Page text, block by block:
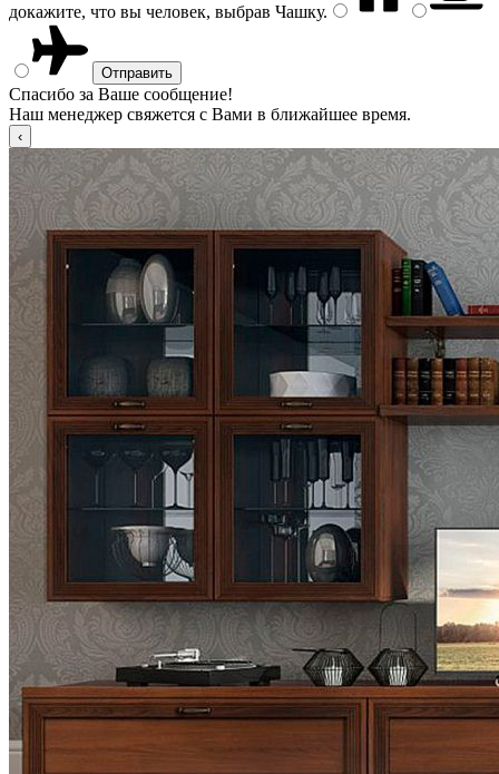
докажите, что вы человек, выбрав Чашку.
Спасибо за Ваше сообщение!
Наш менеджер свяжется с Вами в ближайшее время.